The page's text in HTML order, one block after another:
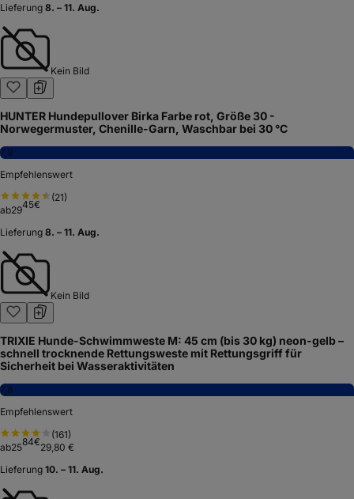
Lieferung 8. – 11. Aug.
Kein Bild
HUNTER Hundepullover Birka Farbe rot, Größe 30 -
Norwegermuster, Chenille-Garn, Waschbar bei 30 °C
7,9
Empfehlenswert
(21)
ab2945€
Lieferung 8. – 11. Aug.
Kein Bild
TRIXIE Hunde-Schwimmweste M: 45 cm (bis 30 kg) neon-gelb –
schnell trocknende Rettungsweste mit Rettungsgriff für
Sicherheit bei Wasseraktivitäten
7,8
Empfehlenswert
(161)
ab2584€29,80 €
Lieferung 10. – 11. Aug.